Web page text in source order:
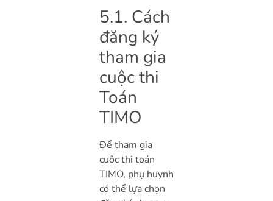
5.1. Cách
đăng ký
tham gia
cuộc thi
Toán
TIMO
Để tham gia
cuộc thi toán
TIMO, phụ huynh
có thể lựa chọn